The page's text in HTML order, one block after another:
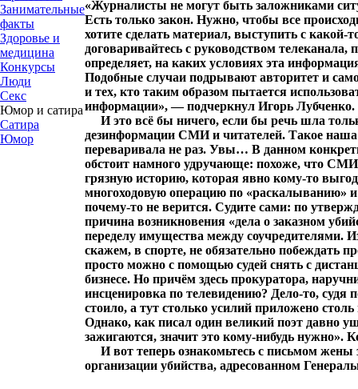
Занимательные
факты
Здоровье и
медицина
Конкурсы
Люди
Секс
Юмор и сатира
Сатира
Юмор
«Журналисты не могут быть заложниками
Есть только закон. Нужно, чтобы все
хотите сделать материал, выступить с
договаривайтесь с руководством телеканала,
определяет, на каких условиях эта
Подобные случаи подрывают авторитет и
и тех, кто таким образом пытается
информации», — подчеркнул Игорь Лубченко.
И это всё бы ничего, если бы речь шла
дезинформации СМИ и читателей. Такое наша
переваривала не раз. Увы… В данном
обстоит намного удручающе: похоже, что СМИ
грязную историю, которая явно кому-то
многоходовую операцию по «раскалыванию»
почему-то не верится. Судите сами: по
причина возникновения «дела о заказном
переделу имущества между соучредителями.
скажем, в спорте, не обязательно побеждать
просто можно с помощью судей снять с
бизнесе. Но причём здесь прокуратора,
инсценировка по телевидению? Дело-то, судя
стоило, а тут столько усилий приложено
Однако, как писал один великий поэт давно
зажигаются, значит это кому-нибудь нужно».
И вот теперь ознакомьтесь с письмом жены
организации убийства, адресованном